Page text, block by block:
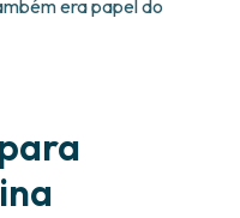
era papel do